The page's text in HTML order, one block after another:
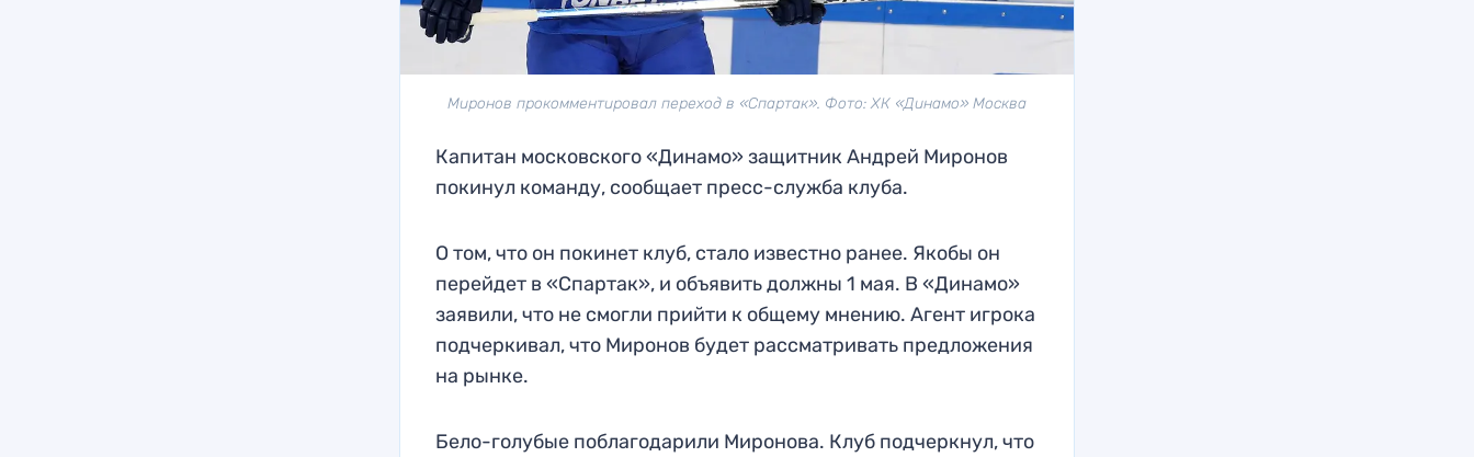
Миронов прокомментировал переход в «Спартак». Фото: ХК «Динамо» Москва
Капитан московского «Динамо» защитник Андрей Миронов
покинул команду, сообщает пресс-служба клуба.
О том, что он покинет клуб, стало известно ранее. Якобы он
перейдет в «Спартак», и объявить должны 1 мая. В «Динамо»
заявили, что не смогли прийти к общему мнению. Агент игрока
подчеркивал, что Миронов будет рассматривать предложения
на рынке.
Бело-голубые поблагодарили Миронова. Клуб подчеркнул, что